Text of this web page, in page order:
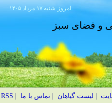
--- ۱۴۰۵ شنبه ۱۷ مرداد امروز
و فضای سبز
لیست گیاهان |تماس با ما RSS